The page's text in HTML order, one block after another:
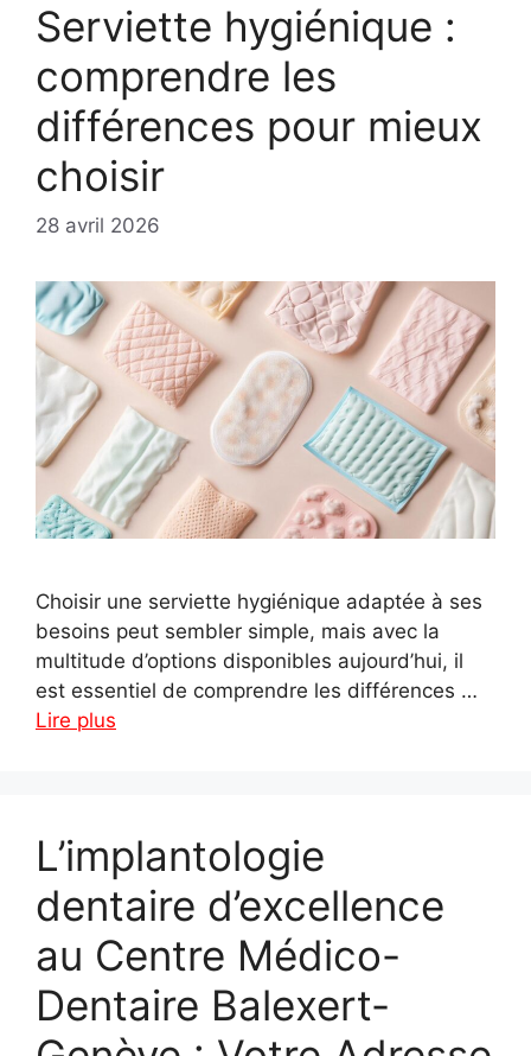
Serviette hygiénique :
comprendre les
différences pour mieux
choisir
28 avril 2026
Choisir une serviette hygiénique adaptée à ses
besoins peut sembler simple, mais avec la
multitude d’options disponibles aujourd’hui, il
est essentiel de comprendre les différences …
Lire plus
L’implantologie
dentaire d’excellence
au Centre Médico-
Dentaire Balexert-